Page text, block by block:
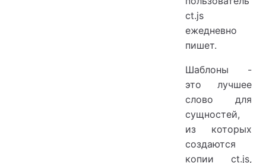
ct.js
ежедневно
пишет.
Шаблоны -
это лучшее
слово для
сущностей,
из которых
создаются
копии ct.js,